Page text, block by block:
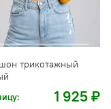
трикотажный
1 925 ₽